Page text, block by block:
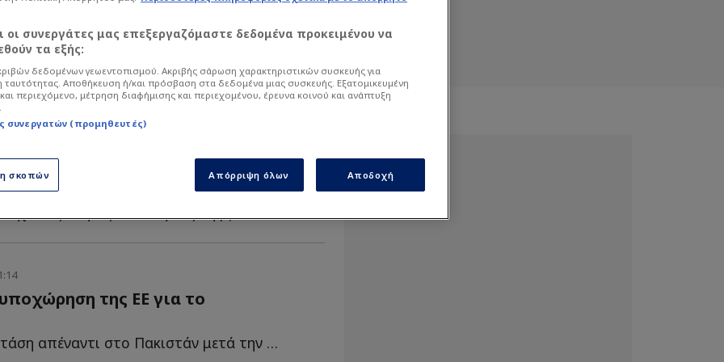
την Τουρκία σε ερώτηση
σαφείς απαντήσεις της για τ...
της ΕΕ για το
H ευρωπαϊκή στάση απέναντι στο Πακιστάν μετά την τρομοκρατική ε...
οι συνεργάτες μας επεξεργαζόμαστε δεδομένα προκειμένου να
τα εξής:
δεδομένων γεωεντοπισμού. Ακριβής σάρωση χαρακτηριστικών συσκευής για
ταυτότητας. Αποθήκευση ή/και πρόσβαση στα δεδομένα μιας συσκευής. Εξατομικευμένη
περιεχόμενο, μέτρηση διαφήμισης και περιεχομένου, έρευνα κοινού και ανάπτυξη
συνεργατών (προμηθευτές)
σκοπών Απόρριψη όλων Αποδοχή